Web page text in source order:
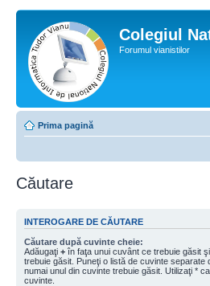
Colegiul
Forumul vianistilor
Prima pagină
Căutare
INTEROGARE DE CĂUTARE
Căutare după cuvinte cheie:
Adăugaţi + în faţa unui cuvânt ce trebuie găsit şi
trebuie găsit. Puneţi o listă de cuvinte separate
numai unul din cuvinte trebuie găsit. Utilizaţi *
cuvinte.